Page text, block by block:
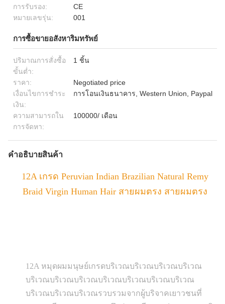
การรับรอง:
CE
หมายเลขรุ่น:
001
การซื้อขายอสังหาริมทรัพย์
ปริมาณการสั่งซื้อ
ขั้นต่ำ:
1 ชิ้น
ราคา:
Negotiated price
เงื่อนไขการชำระ
เงิน:
การโอนเงินธนาคาร, Western Union, Paypal
ความสามารถใน
การจัดหา:
100000/ เดือน
คำอธิบายสินค้า
12A เกรด Peruvian Indian Brazilian Natural Remy
Braid Virgin Human Hair สายผมตรง สายผมตรง
12A หมุดผมมนุษย์เกรดบริเวณบริเวณบริเวณบริเวณ
บริเวณบริเวณบริเวณบริเวณบริเวณบริเวณบริเวณ
บริเวณบริเวณบริเวณรวบรวมจากผู้บริจาคเยาวชนที่